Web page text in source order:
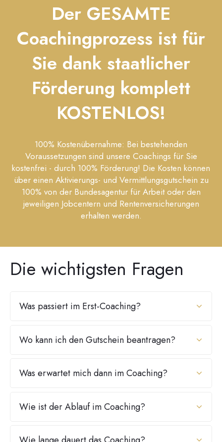
Der GESAMTE
Coachingprozess ist für
Sie dank staatlicher
Förderung komplett
KOSTENLOS!
100% Kostenübernahme: Bei bestehenden
Voraussetzungen sind unsere Coachings für Sie
kostenfrei - durch 100% Förderung! Die Kosten können
über einen Aktivierungs- und Vermittlungsgutschein zu
100% von der Bundesagentur für Arbeit oder den
jeweiligen Jobcentern und Rentenversicherungen
erhalten werden.
Die wichtigsten Fragen
Was passiert im Erst-Coaching?
Wo kann ich den Gutschein beantragen?
Was erwartet mich dann im Coaching?
Wie ist der Ablauf im Coaching?